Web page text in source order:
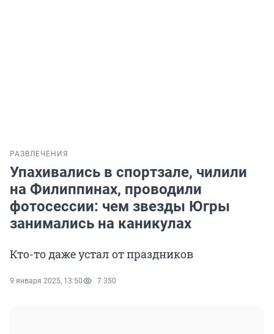
РАЗВЛЕЧЕНИЯ
Упахивались в спортзале, чилили
на Филиппинах, проводили
фотосессии: чем звезды Югры
занимались на каникулах
Кто-то даже устал от праздников
9 января 2025, 13:50 7 350